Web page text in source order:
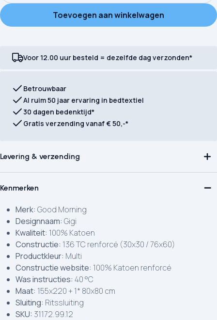
Toevoegen aan winkelwagen
Voor 12.00 uur besteld = dezelfde dag verzonden*
Betrouwbaar
Al ruim 50 jaar ervaring in bedtextiel
30 dagen bedenktijd*
Gratis verzending vanaf € 50,-*
Levering & verzending
Kenmerken
Merk: Good Morning
Designnaam: Gigi
Kwaliteit: 100% Katoen
Constructie: 136 TC renforcé (30x30 / 76x60)
Productkleur: Multi
Constructie website: 100% Katoen renforcé
Was instructies: 40 °C
Maat: 155x220 + 1* 80x80 cm
Sluiting: Ritssluiting
SKU: 31172.99.12